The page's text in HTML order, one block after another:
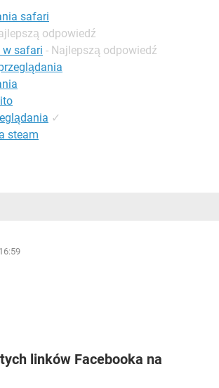
safari
odpowiedź
w safari - Najlepszą odpowiedź
✓
steam
linków Facebooka na